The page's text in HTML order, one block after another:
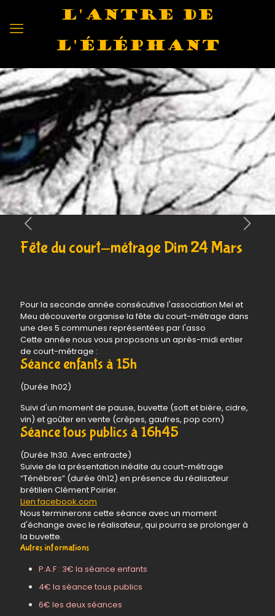
L'antre de
l'éléphant
Fête du court-métrage Dim 24 Mars
Pour la seconde année consécutive l'association Mel et
Meu découverte organise la fête du court-métrage dans
une des 5 communes représentées par l'asso
Cette année nous vous proposons un après-midi entier
de court-métrage :
Séance enfants à 15h
(Durée 1h02)
Suivi d'un moment de pause, buvette (soft et bière, cidre,
vin) et goûter en vente (crèpes, gaufres, pop corn)
Séance tous publics à 16h45
(Durée 1h30. Avec entracte)
Suivie de la présentation inédite du court-métrage
“Ténèbres” (durée 0h12) en présence du réalisateur
brétilien Clément Poirier.
Lien facebook.com
Nous terminerons cette séance avec un moment
d'échange avec le réalisateur, qui pourra se prolonger à
la buvette.
Autres informations
P.A.F : 3€ la séance enfants
4€ la séance tous publics
6€ les deux séances